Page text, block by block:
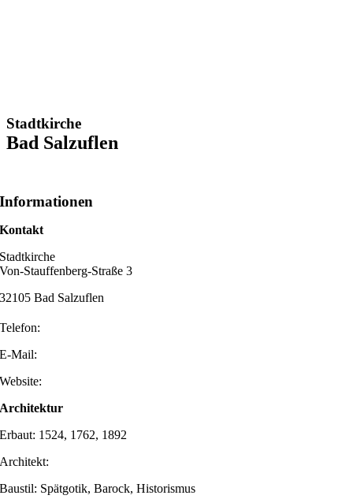
Stadtkirche
Bad Salzuflen
Informationen
Kontakt
Stadtkirche
Von-Stauffenberg-Straße 3
32105 Bad Salzuflen
Telefon:
E-Mail:
Website:
Architektur
Erbaut: 1524, 1762, 1892
Architekt:
Baustil: Spätgotik, Barock, Historismus